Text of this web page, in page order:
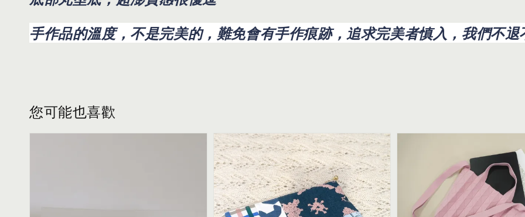
手作品的溫度，不是完美的，難免會有手作痕跡，追求完美者慎入，我們不退
您可能也喜歡